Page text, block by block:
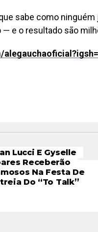
sabe como ninguém
— e o resultado são
Lucci E Gyselle
Receberão
Na Festa De
Do “To Talk”